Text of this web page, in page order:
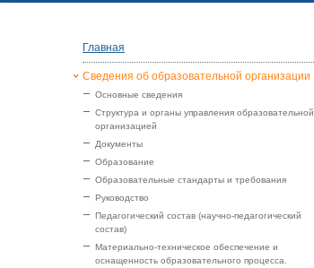
Главная
Сведения об образовательной организации
Основные сведения
Структура и органы управления образовательной
организацией
Документы
Образование
Образовательные стандарты и требования
Руководство
Педагогический состав (научно-педагогический
состав)
Материально-техническое обеспечение и
оснащенность образовательного процесса.